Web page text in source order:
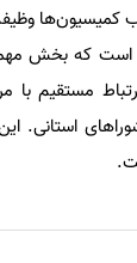
وظیفه
است که بخش
مستقیم
استانی.